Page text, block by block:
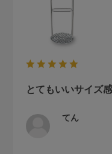
とてもいいサイズ感
てん